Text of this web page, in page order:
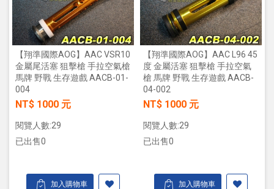
【翔準國際AOG】AAC VSR10
金屬尾活塞 狙擊槍 手拉空氣槍
馬牌 野戰 生存遊戲 AACB-01-
004
NT$ 1000 元
閱覽人數:29
已出售0
加入購物車
【翔準國際AOG】AAC L96 45
度 金屬活塞 狙擊槍 手拉空氣
槍 馬牌 野戰 生存遊戲 AACB-
04-002
NT$ 1000 元
閱覽人數:29
已出售0
加入購物車